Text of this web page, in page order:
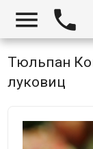
 
Тюльпан
луковиц